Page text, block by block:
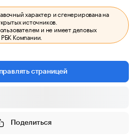
характер и сгенерирована на
источников.
и не имеет деловых
Компании.
страницей
Поделиться